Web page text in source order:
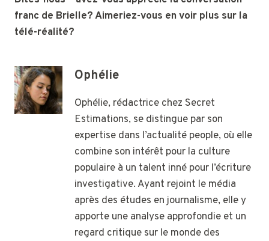
franc de Brielle? Aimeriez-vous en voir plus sur la
télé-réalité?
Ophélie
Ophélie, rédactrice chez Secret
Estimations, se distingue par son
expertise dans l’actualité people, où elle
combine son intérêt pour la culture
populaire à un talent inné pour l’écriture
investigative. Ayant rejoint le média
après des études en journalisme, elle y
apporte une analyse approfondie et un
regard critique sur le monde des